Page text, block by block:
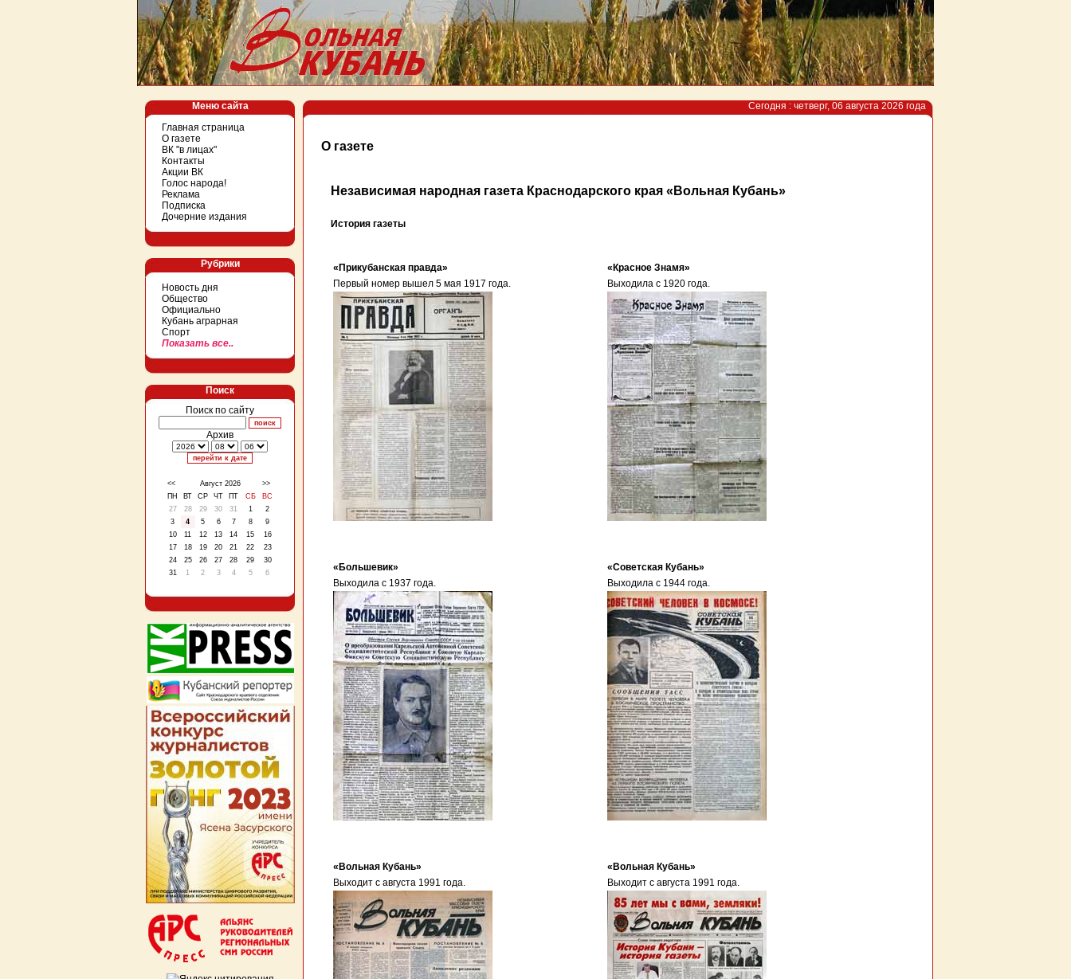
Меню сайта
Главная страница
О газете
ВК "в лицах"
Контакты
Акции ВК
Голос народа!
Реклама
Подписка
Дочерние издания
Рубрики
Новость дня
Общество
Официально
Кубань аграрная
Спорт
Показать все..
Поиск
Поиск по сайту
Архив
<< Август 2026
>>
ПН
ВТ СР ЧТ ПТ СБ
ВС
27
28 29 30 31 1
2
3
4 5 6 7 8
9
10
11 12 13 14 15
16
17
18 19 20 21 22
23
24
25 26 27 28 29
30
31
1 2 3 4 5 6
Сегодня : четверг, 06 августа 2026 года
О газете
Независимая народная газета Краснодарского края «Вольная Кубань»
История газеты
«Прикубанская правда»
Первый номер вышел 5 мая 1917 года.
«Красное Знамя»
Выходила с 1920 года.
«Большевик»
Выходила с 1937 года.
«Советская Кубань»
Выходила с 1944 года.
«Вольная Кубань»
Выходит с августа 1991 года.
«Вольная Кубань»
Выходит с августа 1991 года.